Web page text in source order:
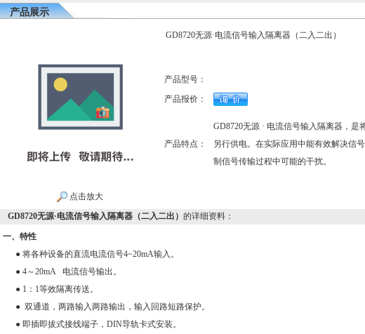
产品展示
GD8720无源·电流信号输入隔离器（二入二出）
点击放大
产品型号：
产品报价：
产品特点：
GD8720无源 · 电流信号输入隔离器，
另行供电。在实际应用中能有效解决信
制信号传输过程中可能的干扰。
GD8720无源·电流信号输入隔离器（二入二出） 的详细资料：
一、特性
● 将各种设备的直流电流信号4~20mA输入。
● 4～20mA 电流信号输出。
● 1：1等效隔离传送。
● 双通道，两路输入两路输出，输入回路短路保护。
● 即插即拔式接线端子，DIN导轨卡式安装。